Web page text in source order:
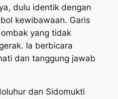
dulu identik dengan
kewibawaan. Garis
yang tidak
Ia berbicara
dan tanggung jawab
dan Sidomukti